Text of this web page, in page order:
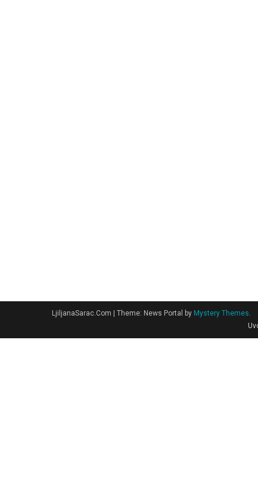
LjiljanaSarac.Com Theme: News Portal by Mystery Themes.